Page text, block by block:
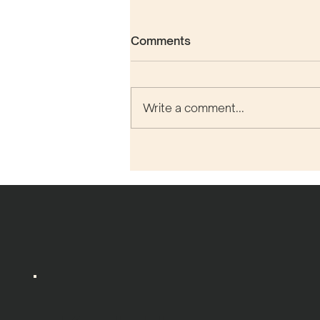
Comments
Write a comment...